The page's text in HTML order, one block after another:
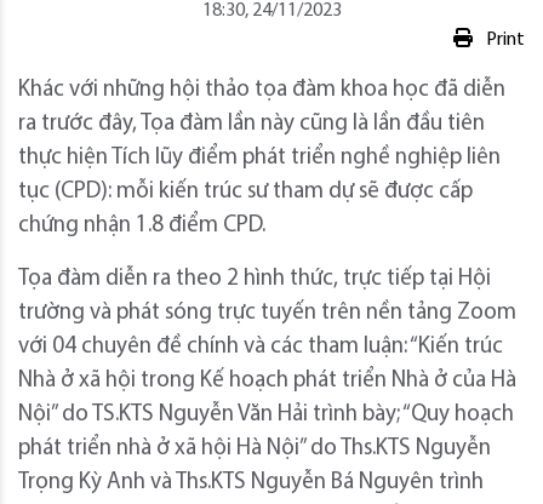
18:30, 24/11/2023
Print
Khác với những hội thảo tọa đàm khoa học đã diễn
ra trước đây, Tọa đàm lần này cũng là lần đầu tiên
thực hiện Tích lũy điểm phát triển nghề nghiệp liên
tục (CPD): mỗi kiến trúc sư tham dự sẽ được cấp
chứng nhận 1.8 điểm CPD.
Tọa đàm diễn ra theo 2 hình thức, trực tiếp tại Hội
trường và phát sóng trực tuyến trên nền tảng Zoom
với 04 chuyên đề chính và các tham luận: “Kiến trúc
Nhà ở xã hội trong Kế hoạch phát triển Nhà ở của Hà
Nội” do TS.KTS Nguyễn Văn Hải trình bày; “Quy hoạch
phát triển nhà ở xã hội Hà Nội” do Ths.KTS Nguyễn
Trọng Kỳ Anh và Ths.KTS Nguyễn Bá Nguyên trình